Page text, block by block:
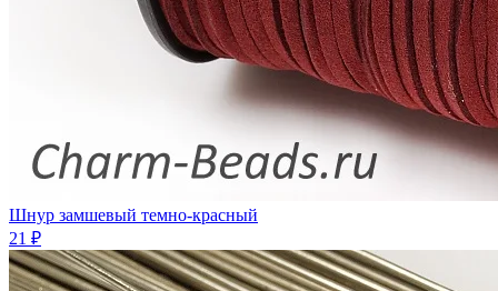
Шнур замшевый темно-красный
21 ₽